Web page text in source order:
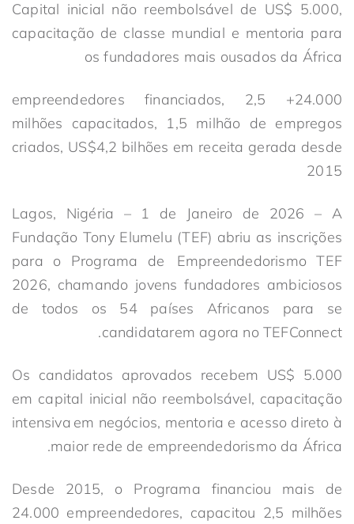
Capital inicial não reembolsável de US$ 5.000,
capacitação de classe mundial e mentoria para
os fundadores mais ousados da África
24.000+ empreendedores financiados, 2,5
milhões capacitados, 1,5 milhão de empregos
criados, US$4,2 bilhões em receita gerada desde
2015
Lagos, Nigéria – 1 de Janeiro de 2026 – A
Fundação Tony Elumelu (TEF) abriu as inscrições
para o Programa de Empreendedorismo TEF
2026, chamando jovens fundadores ambiciosos
de todos os 54 países Africanos para se
candidatarem agora no TEFConnect.
Os candidatos aprovados recebem US$ 5.000
em capital inicial não reembolsável, capacitação
intensiva em negócios, mentoria e acesso direto à
maior rede de empreendedorismo da África.
Desde 2015, o Programa financiou mais de
24.000 empreendedores, capacitou 2,5 milhões